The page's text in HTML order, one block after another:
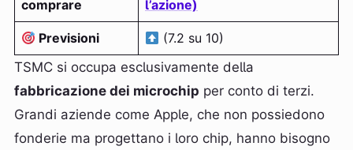
comprare
l’azione)
Previsioni
(7.2 su 10)
TSMC si occupa esclusivamente della
fabbricazione dei microchip per conto di terzi.
Grandi aziende come Apple, che non possiedono
fonderie ma progettano i loro chip, hanno bisogno